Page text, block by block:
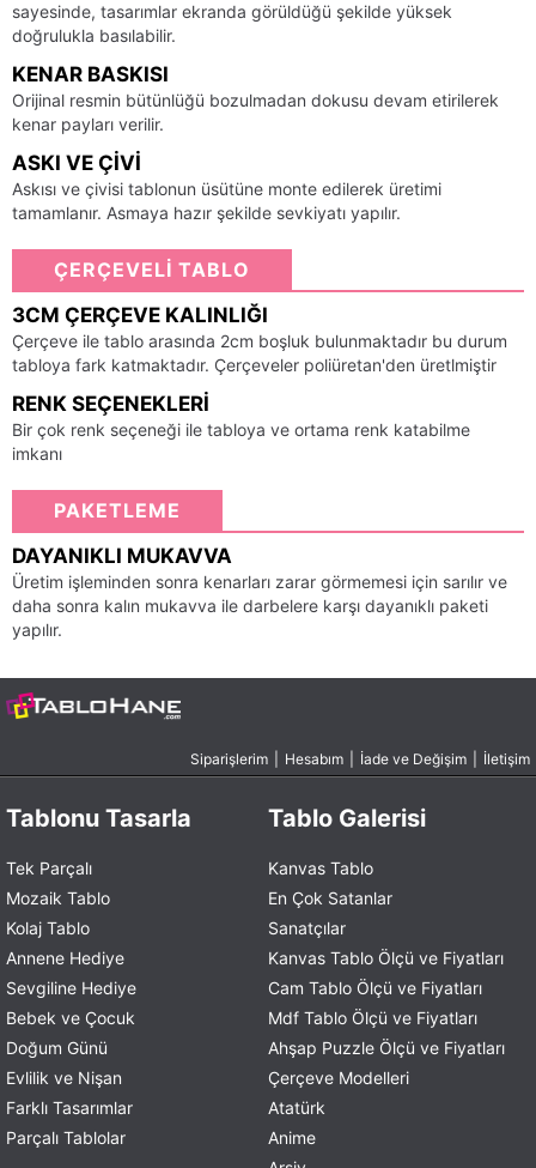
sayesinde, tasarımlar ekranda görüldüğü şekilde yüksek
doğrulukla basılabilir.
KENAR BASKISI
Orijinal resmin bütünlüğü bozulmadan dokusu devam etirilerek
kenar payları verilir.
ASKI VE ÇIVI
Askısı ve çivisi tablonun üsütüne monte edilerek üretimi
tamamlanır. Asmaya hazır şekilde sevkiyatı yapılır.
ÇERÇEVELİ TABLO
3CM ÇERÇEVE KALINLIĞI
Çerçeve ile tablo arasında 2cm boşluk bulunmaktadır bu durum
tabloya fark katmaktadır. Çerçeveler poliüretan'den üretlmiştir
RENK SEÇENEKLERI
Bir çok renk seçeneği ile tabloya ve ortama renk katabilme
imkanı
PAKETLEME
DAYANIKLI MUKAVVA
Üretim işleminden sonra kenarları zarar görmemesi için sarılır ve
daha sonra kalın mukavva ile darbelere karşı dayanıklı paketi
yapılır.
Siparişlerim Hesabım İade ve Değişim İletişim
Tablonu Tasarla
Tek Parçalı
Mozaik Tablo
Kolaj Tablo
Annene Hediye
Sevgiline Hediye
Bebek ve Çocuk
Doğum Günü
Evlilik ve Nişan
Farklı Tasarımlar
Parçalı Tablolar
Tablo Galerisi
Kanvas Tablo
En Çok Satanlar
Sanatçılar
Kanvas Tablo Ölçü ve Fiyatları
Cam Tablo Ölçü ve Fiyatları
Mdf Tablo Ölçü ve Fiyatları
Ahşap Puzzle Ölçü ve Fiyatları
Çerçeve Modelleri
Atatürk
Anime